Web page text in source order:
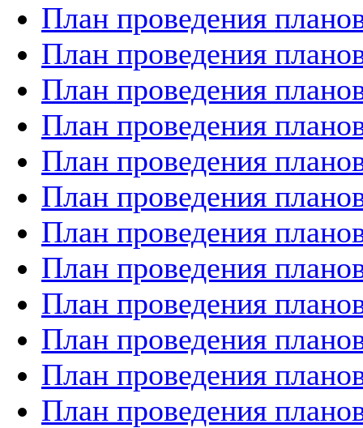
План проведения
План проведения
План проведения
План проведения
План проведения
План проведения
План проведения
План проведения
План проведения
План проведения
План проведения
План проведения